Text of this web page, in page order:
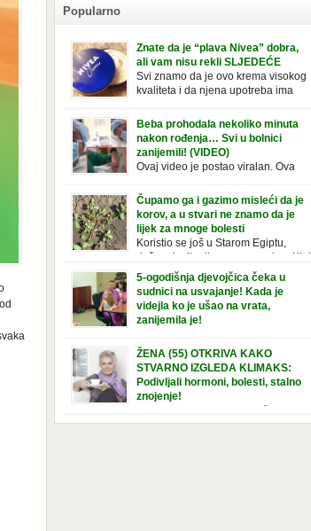
Popularno
Znate da je “plava Nivea” dobra,
ali vam nisu rekli SLJEDEĆE
Svi znamo da je ovo krema visokog
kvaliteta i da njena upotreba ima
sljedeće o njoj. Nivea krema u klasičnoj, plavoj
kutiji, prepoznatljivog mirisa i jednostavne
formule, jeste nezamenljiv inventar u kupatilima i
muškaraca i žena. Mnogi ljudi se ne odvajaju od
nje, pa je čak nose sa […]
Beba prohodala nekoliko minuta
nakon rođenja… Svi u bolnici
zanijemili! (VIDEO)
Ovaj video je postao viralan. Ova
korake. To je mnoge nasmijalo. Ovaj video je baš
neobičan. Ne viđamo baš često ovakve korake
kod novorođenih beba. Video je snimila babica,
pregledalo ga je preko 80 miliona ljudi. Ove
babice su ostale u čudu nakon što su vidjeli kako
Čupamo ga i gazimo misleći da je
korov, a u stvari ne znamo da je
lijek za mnoge bolesti
Koristio se još u Starom Egiptu,
duže od milenijuma se uzgaja u Kini
i Indiji, Francuzi od njega prave različita
tradicionalna jela i čorbe… Jedino mi gazimo po
njemu, čupamo ga i bacamo kao korov! Tušt je
jednogodišnji, ali vrlo uporan “korov” koji, ka­da
nam se jednom nastani u bašti ili dvorištu, teško
5-ogodišnja djevojčica čeka u
sudnici na usvajanje! Kada je
videjla ko je ušao na vrata,
zanijemila je!
zbrinuta u hraniteljskoj porodici. Sada, u svojoj 5.
godini, dočekala je momenat usvajanja, kada će
dobiti novu, stalnu porodicu. Ovaj dan je bio
veoma poseban za djevojčicu i njenu novu
porodicu, ali je uskoro postao još čarobniji,
ŽENA (55) OTKRIVA KAKO
STVARNO IZGLEDA KLIMAKS:
Podivljali hormoni, bolesti, stalno
znojenje!
“Bila sam slomljena, naslušala sam
se o tome da ću uskoro izgledati kao da imam